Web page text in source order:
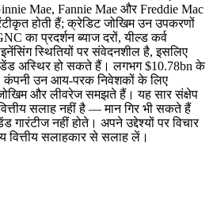
Mae, Fannie Mae और Freddie Mac
होती हैं; क्रेडिट जोखिम उन उपकरणों
का प्रदर्शन ब्याज दरों, यील्ड कर्व
स्थितियों पर संवेदनशील है, इसलिए
अस्थिर हो सकते हैं। लगभग $10.78bn के
कंपनी उन आय-परक निवेशकों के लिए
और लीवरेज समझते हैं। यह सार संक्षेप
सलाह नहीं है — मान गिर भी सकते हैं
नहीं होते। अपने उद्देश्यों पर विचार
सलाहकार से सलाह लें।